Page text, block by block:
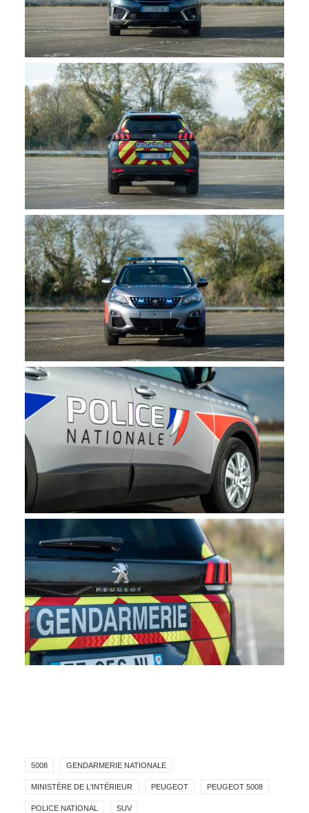
5008 GENDARMERIE NATIONALE
MINISTÈRE DE L'INTÉRIEUR PEUGEOT PEUGEOT 5008
POLICE NATIONAL SUV